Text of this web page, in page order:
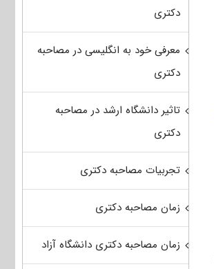
دکتری
معرفی خود به انگلیسی در مصاحبه
دکتری
تاثیر دانشگاه ارشد در مصاحبه
دکتری
تجربیات مصاحبه دکتری
زمان مصاحبه دکتری
زمان مصاحبه دکتری دانشگاه آزاد